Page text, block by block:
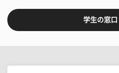
学生の窓口